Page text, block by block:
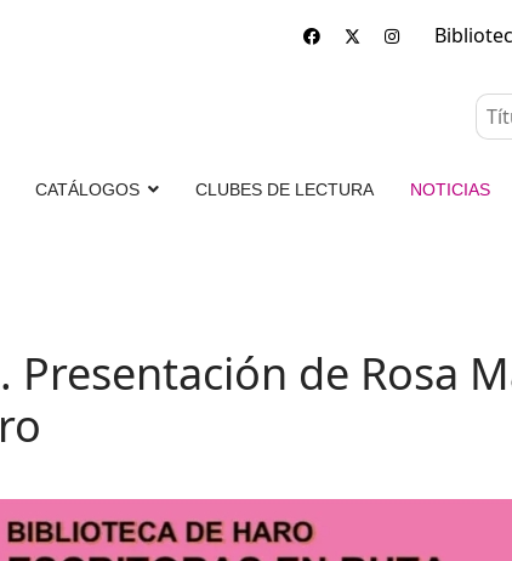
CATÁLOGOS CLUBES DE LECTURA NOTICIAS
Presentación de Rosa